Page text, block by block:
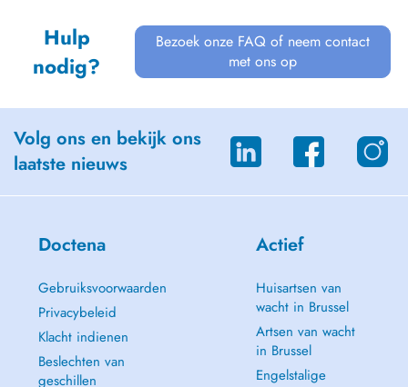
Hulp
nodig?
Bezoek onze FAQ of neem contact
met ons op
Volg ons en bekijk ons
laatste nieuws
Doctena
Gebruiksvoorwaarden
Privacybeleid
Klacht indienen
Beslechten van
geschillen
Actief
Huisartsen van
wacht in Brussel
Artsen van wacht
in Brussel
Engelstalige